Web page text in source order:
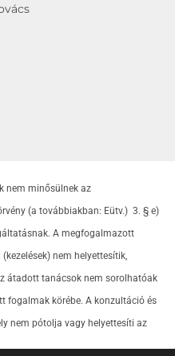
nem minősülnek az
(a továbbiakban: Eütv.) 3. § e)
A megfogalmazott
nem helyettesítik,
átadott tanácsok nem sorolhatóak
fogalmak körébe. A konzultáció és
nem pótolja vagy helyettesíti az